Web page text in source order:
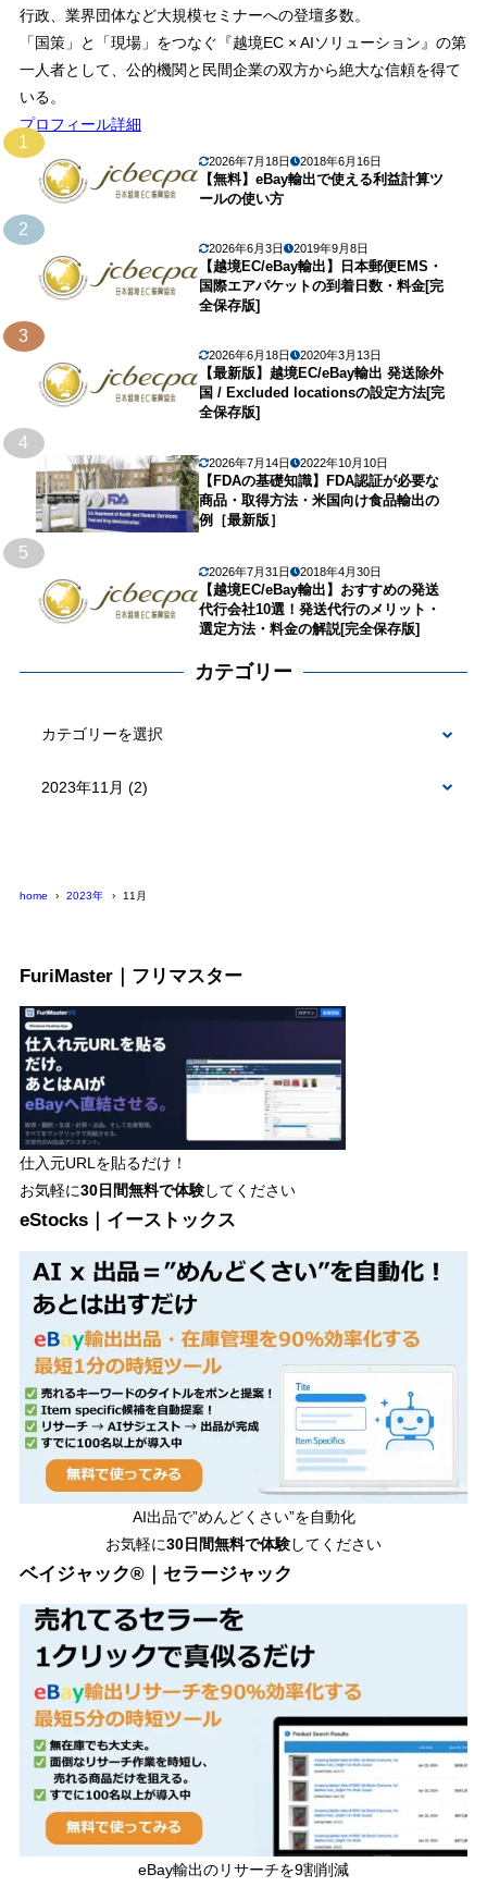
行政、業界団体など大規模セミナーへの登壇多数。
「国策」と「現場」をつなぐ『越境EC × AIソリューション』の第
一人者として、公的機関と民間企業の双方から絶大な信頼を得て
いる。
プロフィール詳細
1
2026年7月18日 2018年6月16日
【無料】eBay輸出で使える利益計算ツ
ールの使い方
2
2026年6月3日 2019年9月8日
【越境EC/eBay輸出】日本郵便EMS・
国際エアパケットの到着日数・料金[完
全保存版]
3
2026年6月18日 2020年3月13日
【最新版】越境EC/eBay輸出 発送除外
国 / Excluded locationsの設定方法[完
全保存版]
4
2026年7月14日 2022年10月10日
【FDAの基礎知識】FDA認証が必要な
商品・取得方法・米国向け食品輸出の
例［最新版］
5
2026年7月31日 2018年4月30日
【越境EC/eBay輸出】おすすめの発送
代行会社10選！発送代行のメリット・
選定方法・料金の解説[完全保存版]
カテゴリー
home 2023年 11月
FuriMaster｜フリマスター
仕入元URLを貼るだけ！
お気軽に30日間無料で体験してください
eStocks｜イーストックス
AI出品で”めんどくさい”を自動化
お気軽に30日間無料で体験してください
ベイジャック®｜セラージャック
eBay輸出のリサーチを9割削減